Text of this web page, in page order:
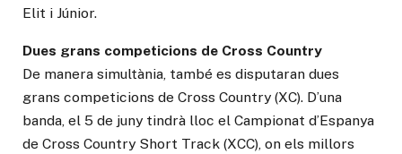
Elit i Júnior.
Dues grans competicions de Cross Country
De manera simultània, també es disputaran dues
grans competicions de Cross Country (XC). D’una
banda, el 5 de juny tindrà lloc el Campionat d’Espanya
de Cross Country Short Track (XCC), on els millors